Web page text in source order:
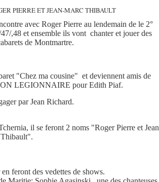
avec Roger Pierre au lendemain de le 2°
,48 et ensemble ils vont chanter et jouer des
de Montmartre.
"Chez ma cousine" et deviennent amis de
LEGIONNAIRE pour Edith Piaf.
par Jean Richard.
il se feront 2 noms "Roger Pierre et Jean
feront des vedettes de shows.